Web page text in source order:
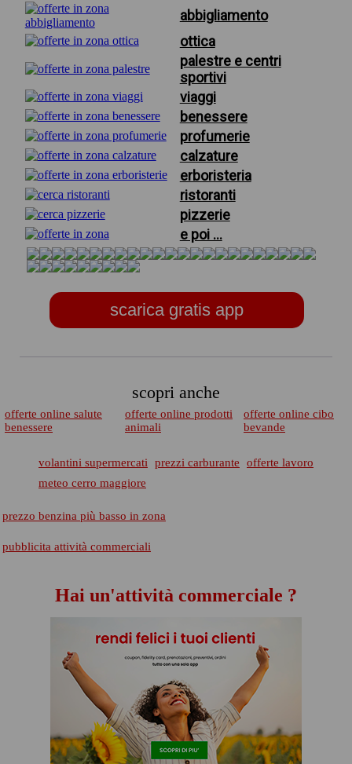
abbigliamento
ottica
palestre e centri
sportivi
viaggi
benessere
profumerie
calzature
erboristeria
ristoranti
pizzerie
e poi ...
scarica gratis app
scopri anche
offerte online salute
benessere
offerte online prodotti
animali
offerte online cibo
bevande
volantini supermercati prezzi carburante
offerte lavoro
meteo cerro maggiore
prezzo benzina più basso in zona
pubblicita attività commerciali
Hai un'attività commerciale ?